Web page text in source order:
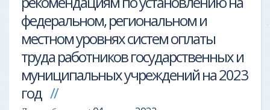
федеральном, региональном и
местном уровнях систем оплаты
труда работников государственных и
муниципальных учреждений на 2023
год